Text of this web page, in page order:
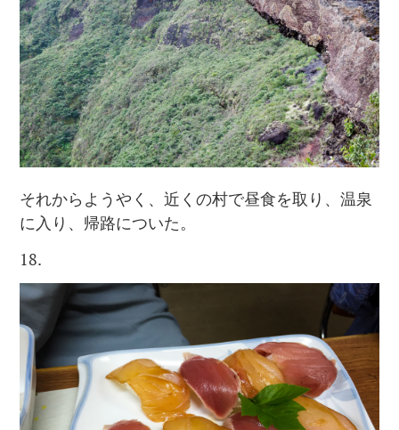
それからようやく、近くの村で昼食を取り、温泉
に入り、帰路についた。
18.